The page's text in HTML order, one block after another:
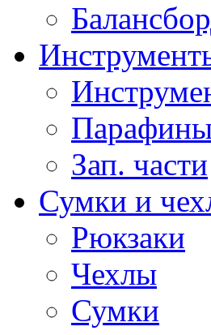
Зап. части
Сумки и
Рюкзаки
Чехлы
Сумки